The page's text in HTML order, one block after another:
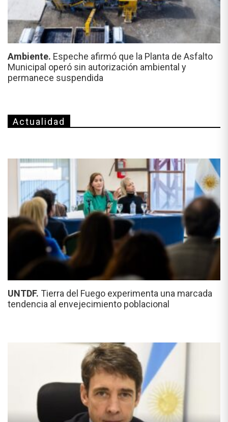
Ambiente. Espeche afirmó que la Planta de Asfalto
Municipal operó sin autorización ambiental y
permanece suspendida
Actualidad
UNTDF. Tierra del Fuego experimenta una marcada
tendencia al envejecimiento poblacional